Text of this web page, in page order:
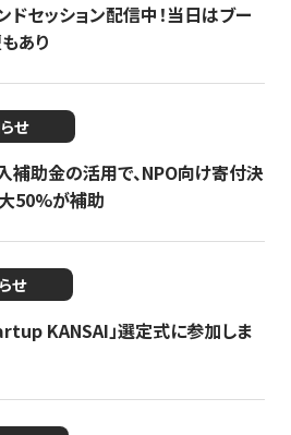
セッション配信中！当日はブー
あり
せ
補助金の活用で、NPO向け寄付決
50%が補助
せ
KANSAI」選定式に参加しま